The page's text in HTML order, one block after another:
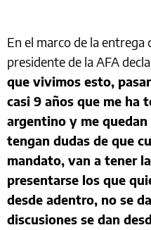
En el marco de la entrega
presidente de la AFA
que vivimos esto,
casi 9 años que me ha
argentino y me
tengan dudas de que
mandato, van a tener
presentarse los que
desde adentro, no se
discusiones se dan